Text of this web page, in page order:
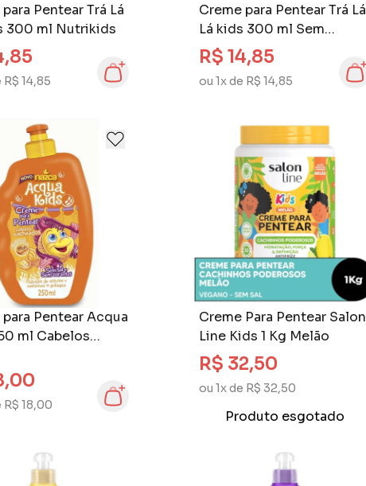
Pentear Trá Lá
300 ml Nutrikids
R$ 14,85
Creme para Pentear Trá Lá
Lá kids 300 ml Sem
Embaraço
R$ 14,85
ou 1x de R$ 14,85
Pentear Acqua
ml Cabelos
R$ 18,00
Creme Para Pentear Salon
Line Kids 1 Kg Melão
R$ 32,50
ou 1x de R$ 32,50
Produto esgotado